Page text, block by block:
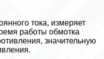
тока, измеряет
работы обмотка
значительную